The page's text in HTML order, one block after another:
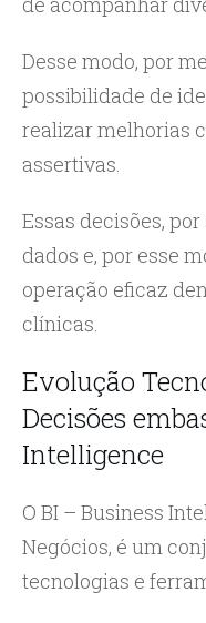
Desse modo, por
possibilidade de
realizar melhorias
assertivas.
Essas decisões,
dados e, por esse
operação eficaz
clínicas.
Evolução
Decisões
Intelligence
O BI – Business
Negócios, é um
tecnologias e